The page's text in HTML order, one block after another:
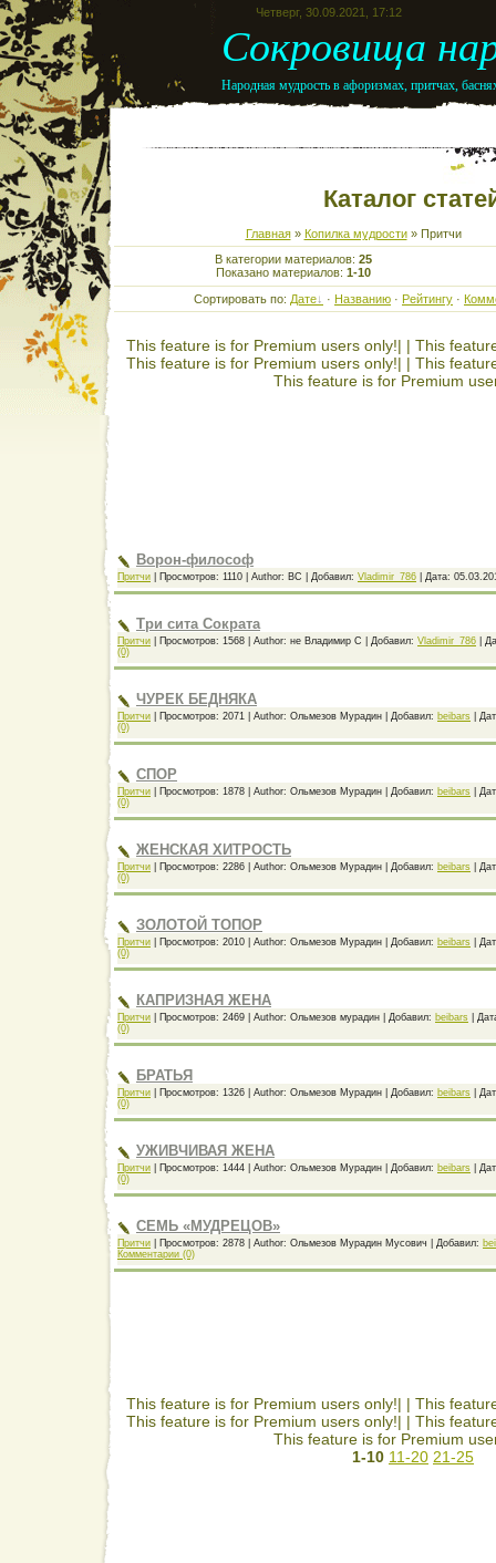
Четверг, 30.09.2021, 17:12
Сокровища
Народная мудрость в афоризмах, притчах,
Каталог
Главная» Копилка мудрости» Притчи
В категории материалов: 25
Показано материалов: 1-10
Сортировать по: Дате · Названию · Рейтингу ·
This feature is for Premium users only!| | This
This feature is for Premium users only!| | This
This feature is for Premium
Ворон-философ
Притчи Просмотров: 1110 Author: ВС Добавил: Vladimir_786 Дата:
Три сита Сократа
Притчи Просмотров: 1568 Author: не Владимир С Добавил: Vladimir_786
(0)
ЧУРЕК БЕДНЯКА
Притчи Просмотров: 2071 Author: Ольмезов Мурадин Добавил: beibars
(0)
СПОР
Притчи Просмотров: 1878 Author: Ольмезов Мурадин Добавил: beibars
(0)
ЖЕНСКАЯ ХИТРОСТЬ
Притчи Просмотров: 2286 Author: Ольмезов Мурадин Добавил: beibars
(0)
ЗОЛОТОЙ ТОПОР
Притчи Просмотров: 2010 Author: Ольмезов Мурадин Добавил: beibars
(0)
КАПРИЗНАЯ ЖЕНА
Притчи Просмотров: 2469 Author: Ольмезов мурадин Добавил: beibars
(0)
БРАТЬЯ
Притчи Просмотров: 1326 Author: Ольмезов Мурадин Добавил: beibars
(0)
УЖИВЧИВАЯ ЖЕНА
Притчи Просмотров: 1444 Author: Ольмезов Мурадин Добавил: beibars
(0)
СЕМЬ «МУДРЕЦОВ»
Притчи Просмотров: 2878 Author: Ольмезов Мурадин Мусович Добавил:
Комментарии (0)
This feature is for Premium users only!| | This
This feature is for Premium users only!| | This
This feature is for Premium
1-10 11-20 21-25